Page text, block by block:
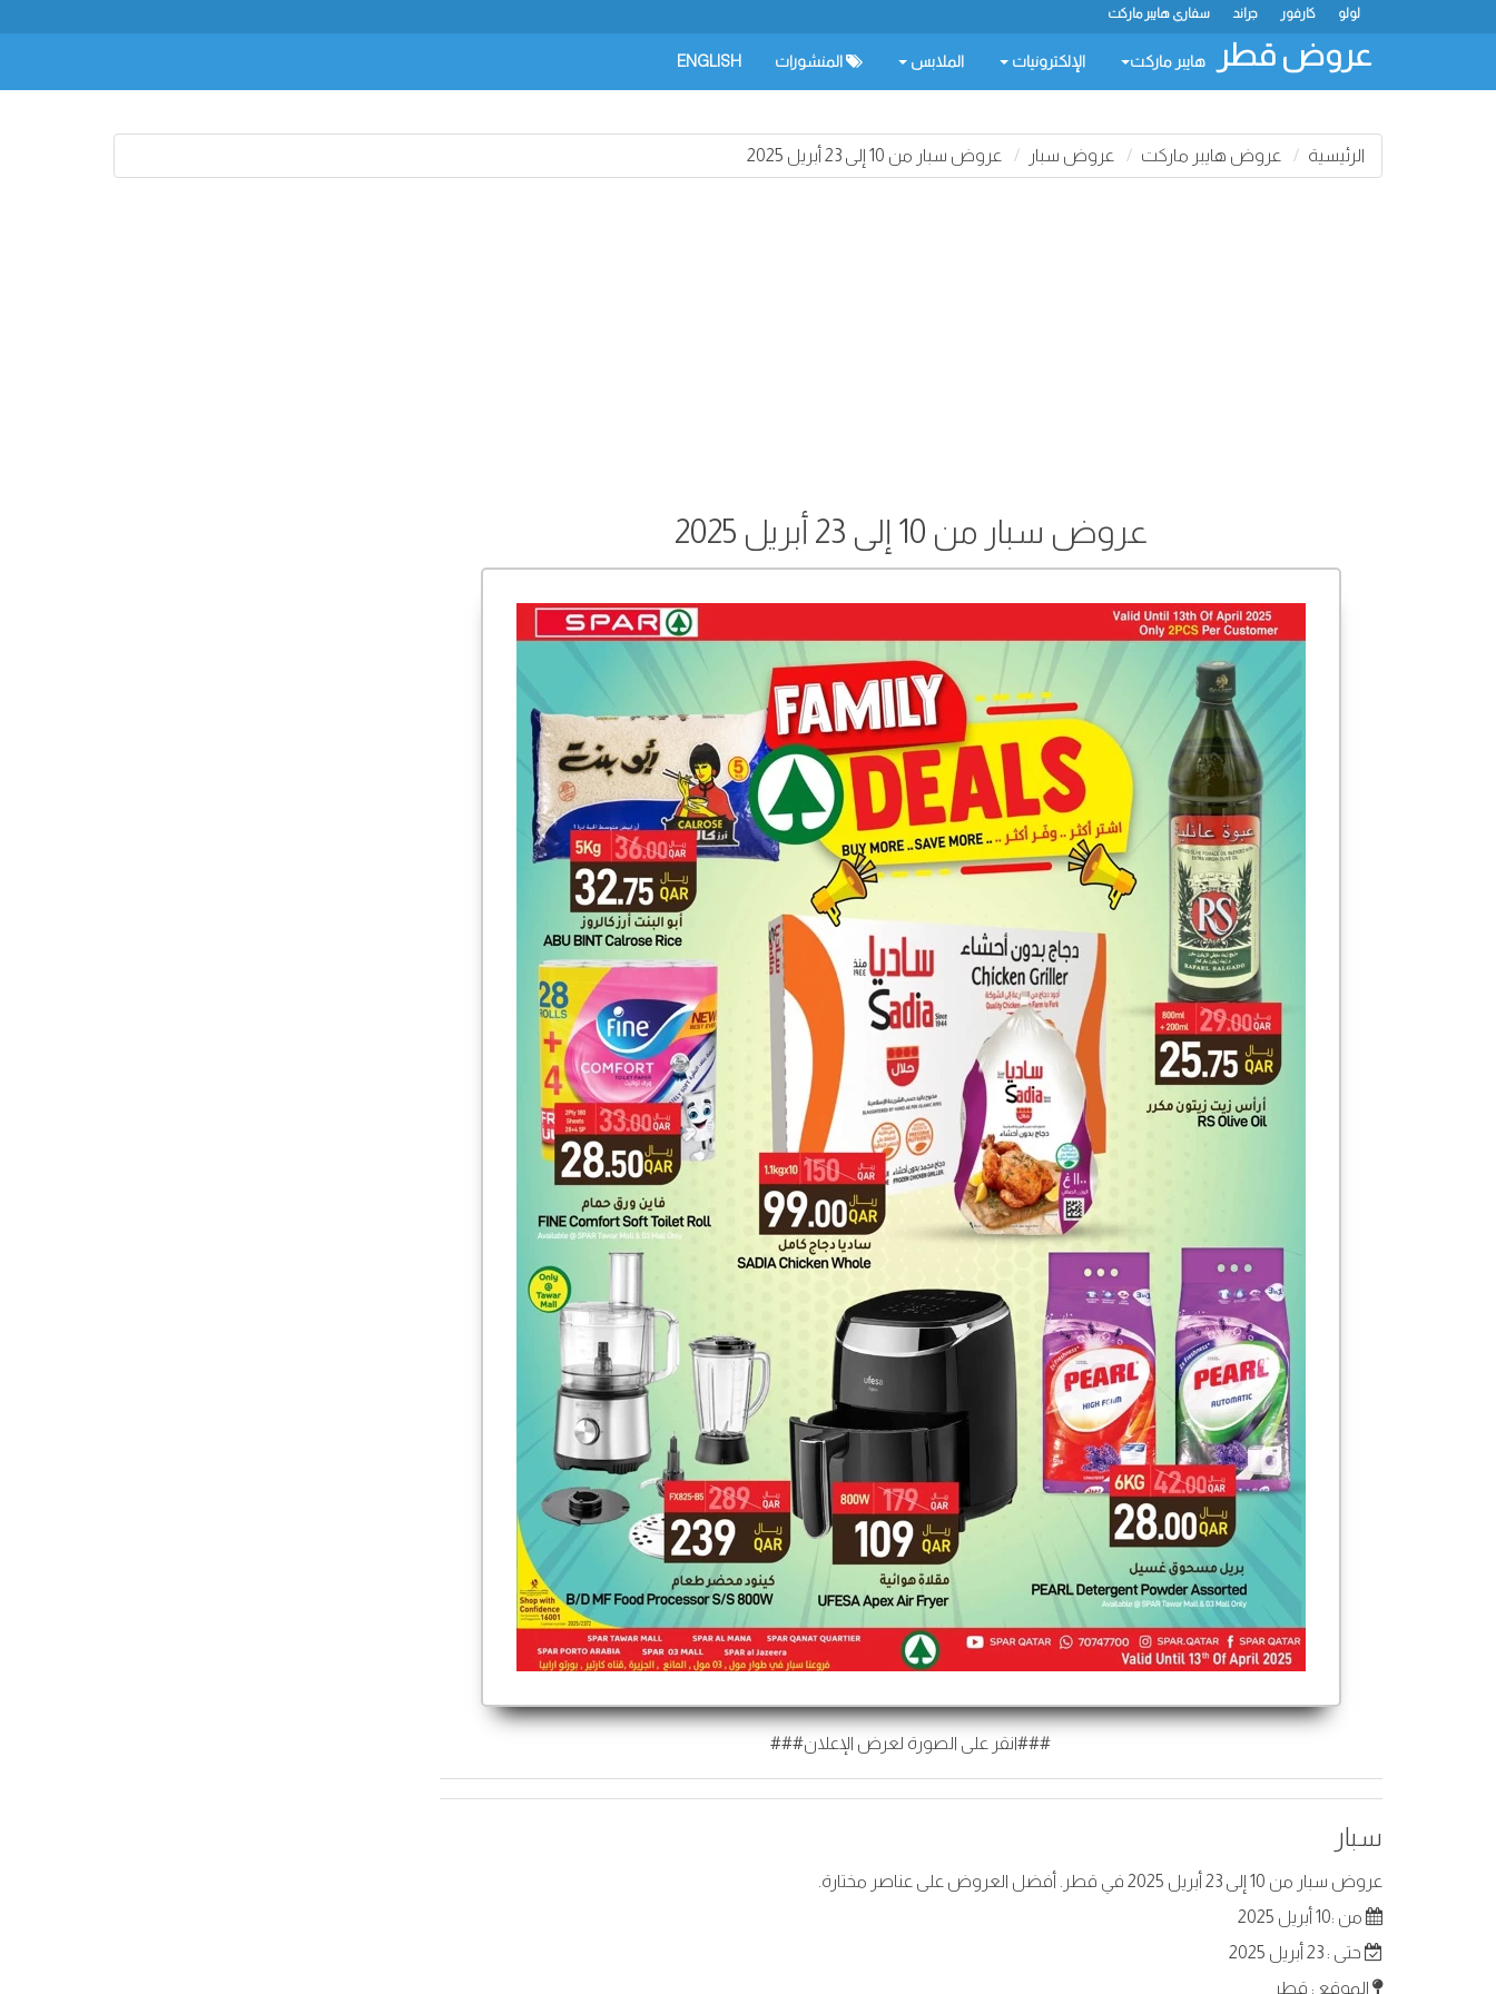
سفاري هايبر ماركت جراند كارفور لولو
عروض قطر هايبر ماركت الإلكترونيات الملابس المنشورات ENGLISH
الرئيسية عروض هايبر ماركت عروض سبار عروض سبار من 10 إلى 23 أبريل 2025
عروض سبار من 10 إلى 23 أبريل 2025
###انقر على الصورة لعرض الإعلان###
سبار
عروض سبار من 10 إلى 23 أبريل 2025 في قطر. أفضل العروض على عناصر مختارة.
من :10 أبريل 2025
حتى : 23 أبريل 2025
الموقع : قطر